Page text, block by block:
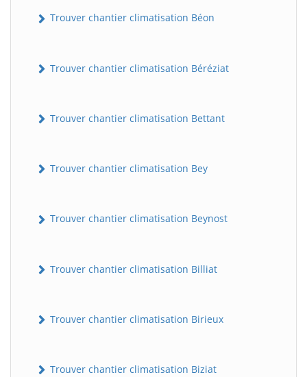
Trouver chantier climatisation Béon
Trouver chantier climatisation Béréziat
Trouver chantier climatisation Bettant
Trouver chantier climatisation Bey
Trouver chantier climatisation Beynost
Trouver chantier climatisation Billiat
Trouver chantier climatisation Birieux
Trouver chantier climatisation Biziat